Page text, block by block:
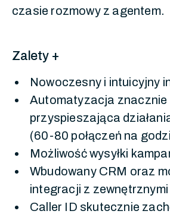
czasie rozmowy z agentem.
Zalety +
Nowoczesny i intuicyjny
Automatyzacja znacznie
przyspieszająca
(60-80 połączeń na
Możliwość wysyłki
Wbudowany CRM oraz
integracji z
Caller ID skutecznie